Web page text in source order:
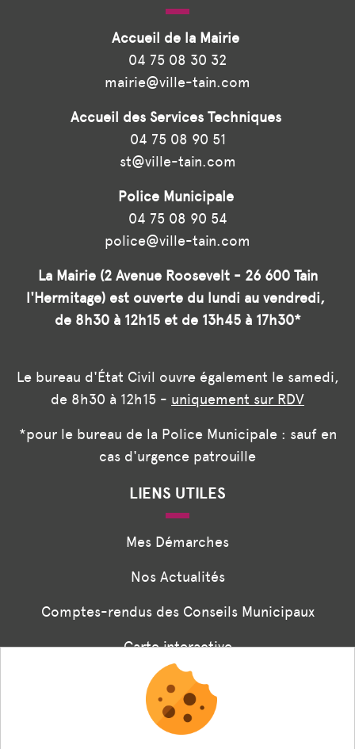
Accueil de la Mairie
04 75 08 30 32
mairie@ville-tain.com
Accueil des Services Techniques
04 75 08 90 51
st@ville-tain.com
Police Municipale
04 75 08 90 54
police@ville-tain.com
La Mairie (2 Avenue Roosevelt - 26 600 Tain
l'Hermitage) est ouverte du lundi au vendredi,
de 8h30 à 12h15 et de 13h45 à 17h30*
Le bureau d'État Civil ouvre également le samedi,
de 8h30 à 12h15 - uniquement sur RDV
*pour le bureau de la Police Municipale : sauf en
cas d'urgence patrouille
LIENS UTILES
Mes Démarches
Nos Actualités
Comptes-rendus des Conseils Municipaux
Carte interactive
Associations
Formulaire panneaux digitaux